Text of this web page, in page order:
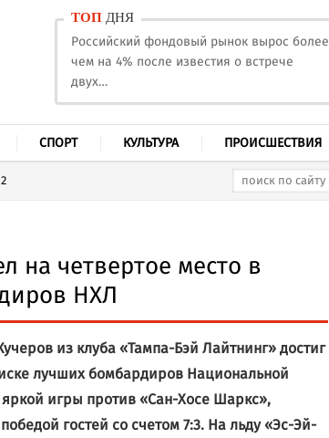
ТОП ДНЯ
Российский фондовый рынок вырос более
чем на 4% после известия о встрече
двух…
СПОРТ КУЛЬТУРА ПРОИСШЕСТВИЯ
на четвертое место в
НХЛ
из клуба «Тампа-Бэй Лайтнинг» достиг
лучших бомбардиров Национальной
игры против «Сан-Хосе Шаркс»,
гостей со счетом 7:3. На льду «Эс-Эй-